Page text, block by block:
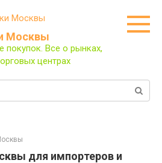
Москвы
покупок. Все о рынках,
центрах
для импортеров и